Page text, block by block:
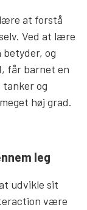
at forstå
Ved at lære
betyder, og
får barnet en
tanker og
høj grad.
leg
udvikle sit
være